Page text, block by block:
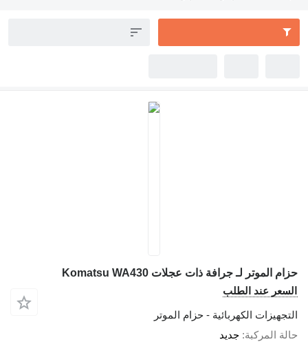
حزام الموتر لـ جرافة ذات عجلات Komatsu WA430
السعر عند الطلب
التجهيزات الكهربائية - حزام الموتر
حالة المركبة جديد